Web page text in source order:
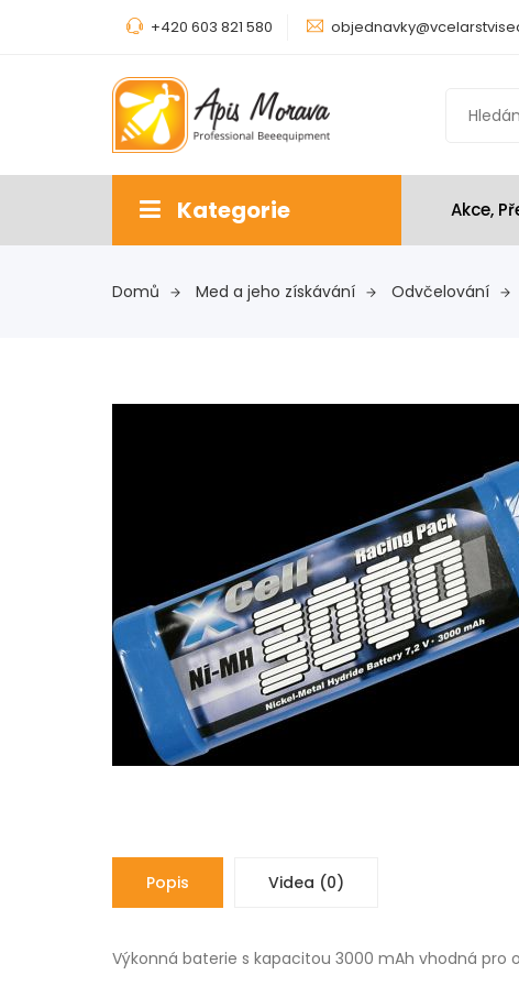
+420 603 821 580
Kategorie Akce,
Domů Med a jeho získávání Odvčelování
Popis Videa (0)
Výkonná baterie s kapacitou 3000 mAh vhodná pro